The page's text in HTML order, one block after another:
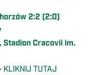
2:2 (2:0)
Stadion Cracovii im.
KLIKNIJ TUTAJ